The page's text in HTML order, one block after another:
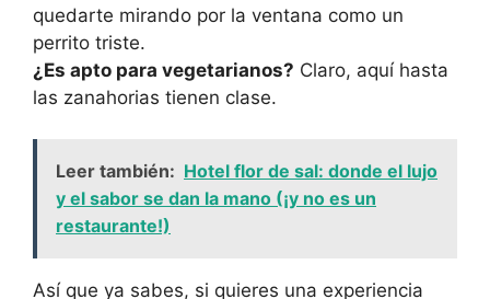
quedarte mirando por la ventana como un
perrito triste.
¿Es apto para vegetarianos? Claro, aquí hasta
las zanahorias tienen clase.
Leer también: Hotel flor de sal: donde el lujo
y el sabor se dan la mano (¡y no es un
restaurante!)
Así que ya sabes, si quieres una experiencia